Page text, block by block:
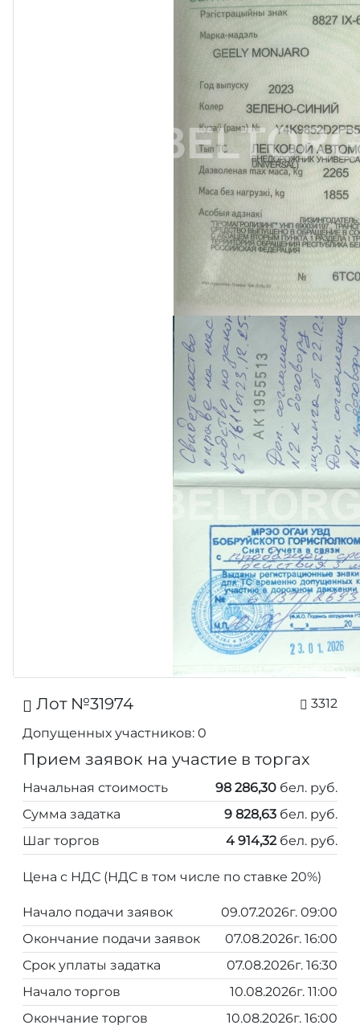
Лот №31974
3312
Допущенных участников: 0
Прием заявок на участие в торгах
Начальная стоимость 98 286,30 бел. руб.
Сумма задатка
9 828,63 бел. руб.
Шаг торгов
4 914,32 бел. руб.
Цена с НДС (НДС в том числе по ставке 20%)
Начало подачи заявок
09.07.2026г. 09:00
Окончание подачи заявок
07.08.2026г. 16:00
Срок уплаты задатка
07.08.2026г. 16:30
Начало торгов
10.08.2026г. 11:00
Окончание торгов
10.08.2026г. 16:00